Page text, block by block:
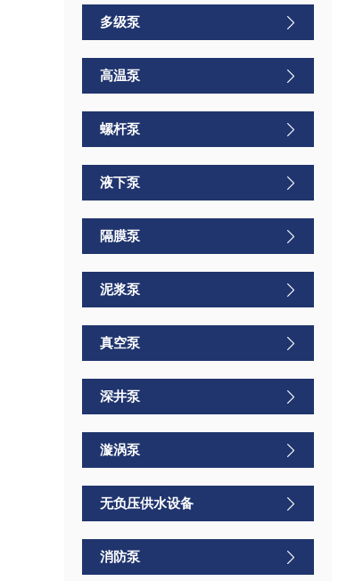
多级泵
高温泵
螺杆泵
液下泵
隔膜泵
泥浆泵
真空泵
深井泵
漩涡泵
无负压供水设备
消防泵